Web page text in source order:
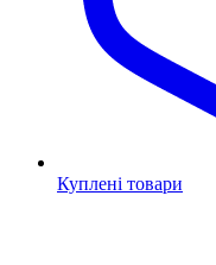
Куплені товари